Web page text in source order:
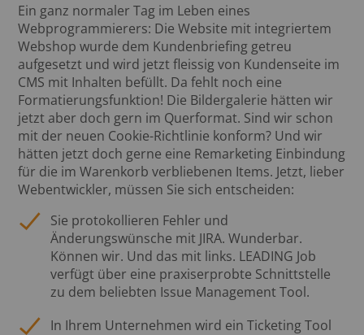
Ein ganz normaler Tag im Leben eines
Webprogrammierers: Die Website mit integriertem
Webshop wurde dem Kundenbriefing getreu
aufgesetzt und wird jetzt fleissig von Kundenseite im
CMS mit Inhalten befüllt. Da fehlt noch eine
Formatierungsfunktion! Die Bildergalerie hätten wir
jetzt aber doch gern im Querformat. Sind wir schon
mit der neuen Cookie-Richtlinie konform? Und wir
hätten jetzt doch gerne eine Remarketing Einbindung
für die im Warenkorb verbliebenen Items. Jetzt, lieber
Webentwickler, müssen Sie sich entscheiden:
Sie protokollieren Fehler und
Änderungswünsche mit JIRA. Wunderbar.
Können wir. Und das mit links. LEADING Job
verfügt über eine praxiserprobte Schnittstelle
zu dem beliebten Issue Management Tool.
In Ihrem Unternehmen wird ein Ticketing Tool